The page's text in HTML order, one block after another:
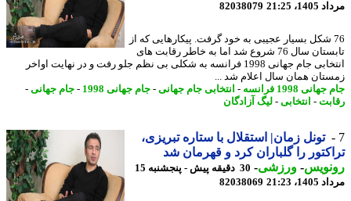
21:25
82038079
شکل بسیار عجیبی به خود گرفت. پیکارهایی که از
تابستان سال 76 شروع شد اما به خاطر رقابت های
انتخابی جام جهانی 1998 فرانسه به شکلی بی نظم جلو رفت و در نهایت اواخر
همان سال اعلام شد ...
1998 فرانسه
-انتخابی جام جهانی-جام جهانی 1998 -جام جهانی-
-انتخابی-لیگ آزادگان
تونل زمان| استقلال با ستاره تبریزی،
را گلباران کرد و قهرمان شد
-ورزشی-
30 دقیقه پیش - پنجشنبه 15
21:23
82038069